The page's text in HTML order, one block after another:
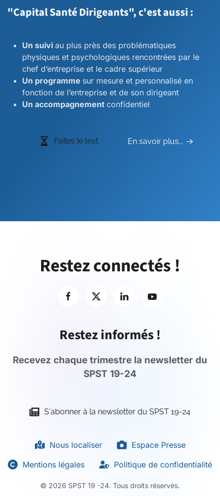
"Capital Santé Dirigeants", c'est aussi :
Un suivi au plus près des problématiques
physiques et psychologiques rencontrées par le
chef d’entreprise et le cadre supérieur
Un programme sur mesure et personnalisé en
fonction de l’entreprise et de son dirigeant
Un accompagnement confidentiel
Faites le test En savoir plus...
Restez connectés !
Restez informés !
Recevez chaque trimestre la newsletter du
SPST 19-24
S'abonner à la newsletter du SPST 19-24
Nous localiser Espace Presse
Mentions légales Politique de confidentialité
© 2026 SPST 19 -24. Tous droits réservés.